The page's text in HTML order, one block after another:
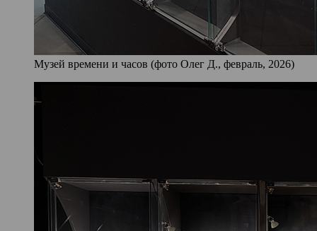
Музей времени и часов (фото Олег Д., февраль, 2026)